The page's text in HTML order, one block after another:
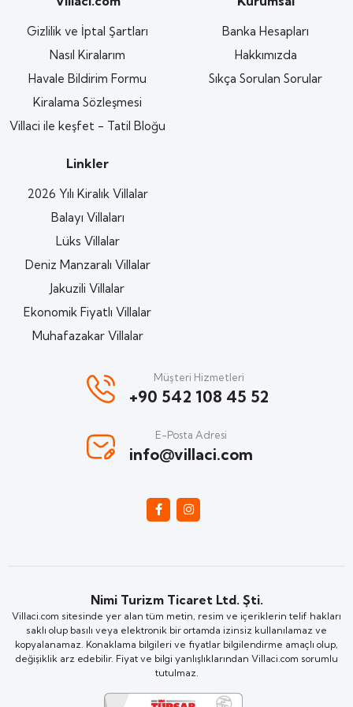
Gizlilik ve İptal Şartları
Nasıl Kiralarım
Havale Bildirim Formu
Kiralama Sözleşmesi
Villaci ile keşfet - Tatil Bloğu
Banka Hesapları
Hakkımızda
Sıkça Sorulan Sorular
Linkler
2026 Yılı Kiralık Villalar
Balayı Villaları
Lüks Villalar
Deniz Manzaralı Villalar
Jakuzili Villalar
Ekonomik Fiyatlı Villalar
Muhafazakar Villalar
Müşteri Hizmetleri
+90 542 108 45 52
E-Posta Adresi
info@villaci.com
Nimi Turizm Ticaret Ltd. Şti.
Villaci.com sitesinde yer alan tüm metin, resim ve içeriklerin telif hakları
saklı olup basılı veya elektronik bir ortamda izinsiz kullanılamaz ve
kopyalanamaz. Konaklama bilgileri ve fiyatlar bilgilendirme amaçlı olup,
değişiklik arz edebilir. Fiyat ve bilgi yanlışlıklarından Villaci.com sorumlu
tutulmaz.